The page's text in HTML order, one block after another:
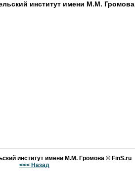
институт имени М.М. Громова
институт имени М.М. Громова © FinS.ru
<<< Назад